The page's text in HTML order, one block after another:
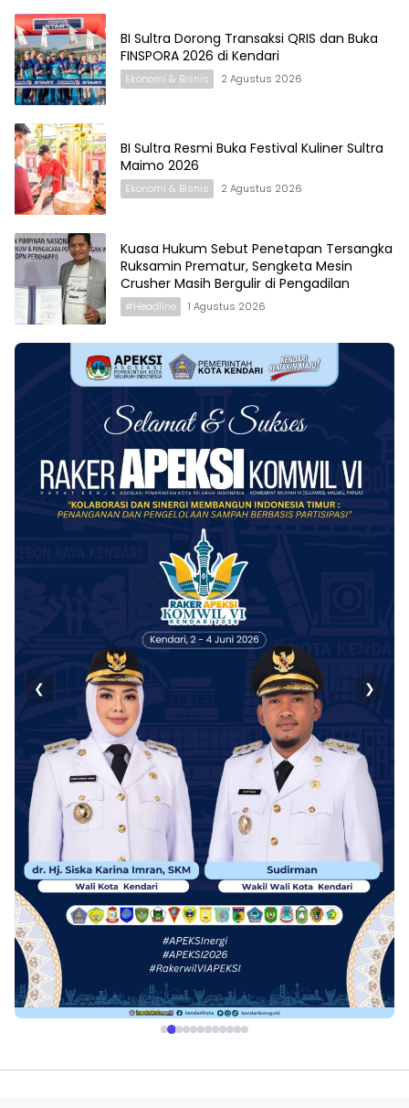
BI Sultra Dorong Transaksi QRIS dan Buka
FINSPORA 2026 di Kendari
Ekonomi & Bisnis 2 Agustus 2026
BI Sultra Resmi Buka Festival Kuliner Sultra
Maimo 2026
Ekonomi & Bisnis 2 Agustus 2026
Kuasa Hukum Sebut Penetapan Tersangka
Ruksamin Prematur, Sengketa Mesin
Crusher Masih Bergulir di Pengadilan
#Headline 1 Agustus 2026
❮ ❯